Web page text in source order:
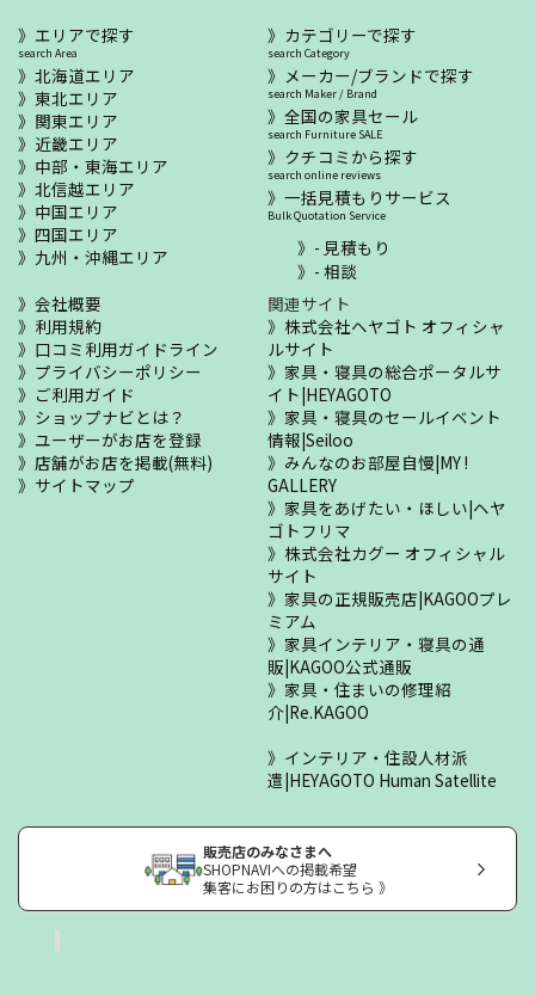
エリアで探す
search Area
北海道エリア
東北エリア
関東エリア
近畿エリア
中部・東海エリア
北信越エリア
中国エリア
四国エリア
九州・沖縄エリア
カテゴリーで探す
search Category
メーカー/ブランドで探す
search Maker / Brand
全国の家具セール
search Furniture SALE
クチコミから探す
search online reviews
一括見積もりサービス
Bulk Quotation Service
- 見積もり
- 相談
会社概要
利用規約
口コミ利用ガイドライン
プライバシーポリシー
ご利用ガイド
ショップナビとは？
ユーザーがお店を登録
店舗がお店を掲載(無料)
サイトマップ
関連サイト
株式会社ヘヤゴト オフィシャ
ルサイト
家具・寝具の総合ポータルサ
イト|HEYAGOTO
家具・寝具のセールイベント
情報|Seiloo
みんなのお部屋自慢|MY !
GALLERY
家具をあげたい・ほしい|ヘヤ
ゴトフリマ
株式会社カグー オフィシャル
サイト
家具の正規販売店|KAGOOプレ
ミアム
家具インテリア・寝具の通
販|KAGOO公式通販
家具・住まいの修理紹
介|Re.KAGOO
インテリア・住設人材派
遣|HEYAGOTO Human Satellite
販売店のみなさまへ
SHOPNAVIへの掲載希望
集客にお困りの方はこちら 》